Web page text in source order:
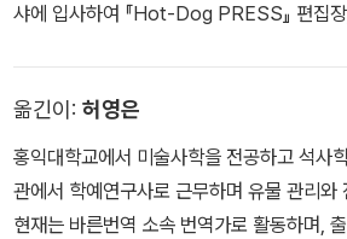
샤에 입사하여 『Hot-Dog PRESS』 편집
『지식 제로에서 시작하는 서양 회화 입문』,
서양 회화사 입문』, 『지식 제로에서 시작하
장들의 대결』, 『지식 제로에서 시작하는 근
샤), 『변태 미술관』(다이아몬드샤), 『이상한
옮긴이: 허영은
홍익대학교에서 미술사학을 전공하고 석사
관에서 학예연구사로 근무하며 유물 관리와
현재는 바른번역 소속 번역가로 활동하며,